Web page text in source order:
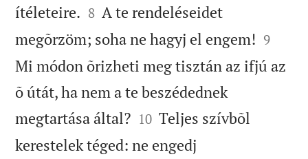
ítéleteire. 

8 A te rendeléseidet
megõrzöm; soha ne hagyj el engem! 

9
Mi módon õrizheti meg tisztán az ifjú az
õ útát, ha nem a te beszédednek
megtartása által?
10 Teljes szívbõl
kerestelek téged: ne engedj